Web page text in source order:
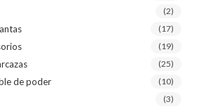
(2)
(17)
(19)
(25)
de poder (10)
(3)